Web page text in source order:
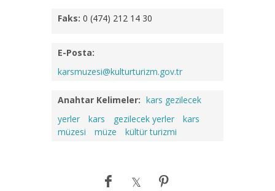
Faks: 0 (474) 212 14 30
E-Posta:
karsmuzesi@kulturturizm.gov.tr
Anahtar Kelimeler: kars gezilecek
yerler
kars gezilecek yerler
kars
müzesi
müze kültür turizmi